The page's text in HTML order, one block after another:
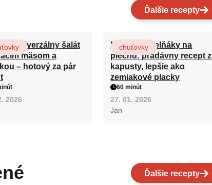
Ďalšie recepty
univerzálny šalát
mäsom a
– hotový za pár
2026
Moravské zelňáky na
plechu: pradávny recept z
kapusty, lepšie ako
zemiakové placky
chuťovky
60 minút
27. 01. 2026
Jan
Ďalšie recepty